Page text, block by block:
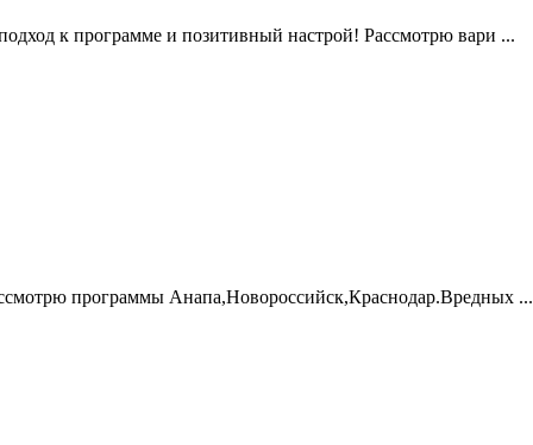
к программе и позитивный настрой! Рассмотрю вари ...
программы Анапа,Новороссийск,Краснодар.Вредных ...